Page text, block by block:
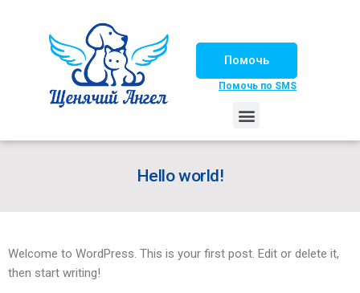
Помочь
Помочь по SMS
Hello world!
Welcome to WordPress. This is your first post. Edit or delete it,
then start writing!